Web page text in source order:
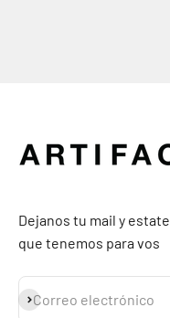
Dejanos tu mail y
que tenemos para vos
Correo electrónico
Suscribirse